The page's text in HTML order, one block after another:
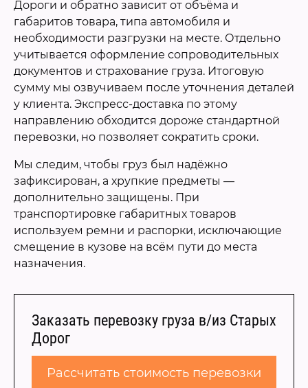
Дороги и обратно зависит от объёма и
габаритов товара, типа автомобиля и
необходимости разгрузки на месте. Отдельно
учитывается оформление сопроводительных
документов и страхование груза. Итоговую
сумму мы озвучиваем после уточнения деталей
у клиента. Экспресс-доставка по этому
направлению обходится дороже стандартной
перевозки, но позволяет сократить сроки.
Мы следим, чтобы груз был надёжно
зафиксирован, а хрупкие предметы —
дополнительно защищены. При
транспортировке габаритных товаров
используем ремни и распорки, исключающие
смещение в кузове на всём пути до места
назначения.
Заказать перевозку груза в/из Старых
Дорог
Рассчитать стоимость перевозки